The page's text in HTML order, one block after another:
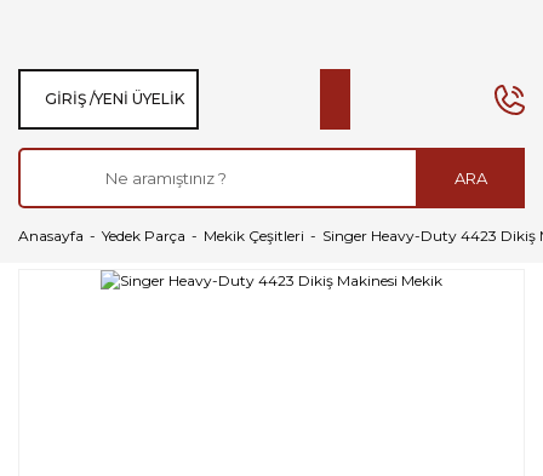
ARA
GIRIŞ /YENI ÜYELIK
Anasayfa Yedek Parça Mekik Çeşitleri Singer Heavy-Duty 4423 Dikiş